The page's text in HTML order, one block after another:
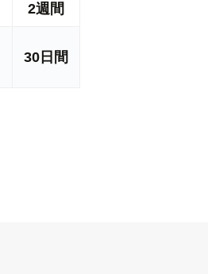
2週間
30日間